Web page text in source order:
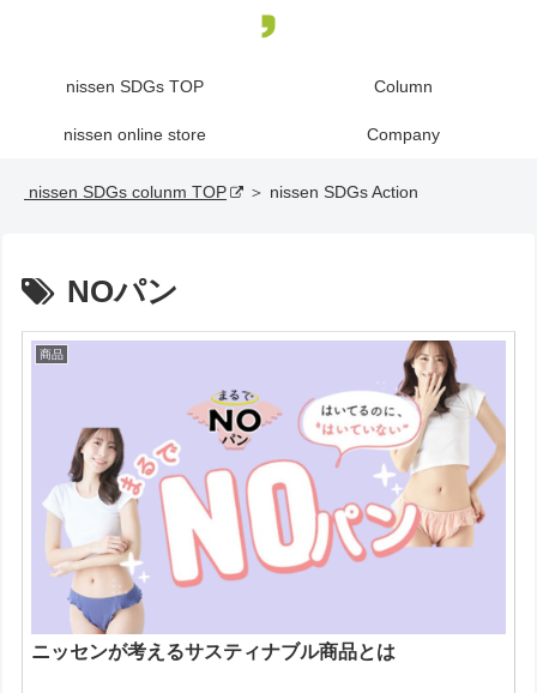
nissen SDGs TOP Column
nissen online store Company
nissen SDGs colunm TOP ＞ nissen SDGs Action
NOパン
商品
ニッセンが考えるサスティナブル商品とは